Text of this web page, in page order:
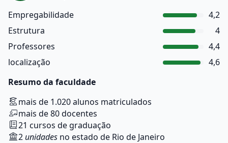
Empregabilidade
4,2
Estrutura
4
Professores
4,4
localização
4,6
Resumo da faculdade
mais de 1.020 alunos matriculados
mais de 80 docentes
21 cursos de graduação
2unidades no estado de Rio de Janeiro